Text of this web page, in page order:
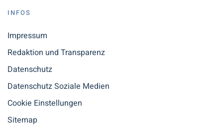
INFOS
Impressum
Redaktion und Transparenz
Datenschutz
Datenschutz Soziale Medien
Cookie Einstellungen
Sitemap